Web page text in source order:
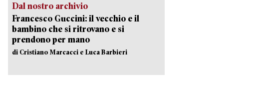
Dal nostro archivio
Francesco Guccini: il vecchio e il
bambino che si ritrovano e si
prendono per mano
di Cristiano Marcacci e Luca Barbieri